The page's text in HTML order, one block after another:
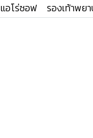
แอโร่ซอฟ รองเท้าพย